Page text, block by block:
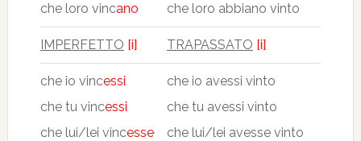
che loro vincano
che loro abbiano vinto
IMPERFETTO [i] TRAPASSATO [i]
che io vincessi
che tu vincessi
che lui/lei vincesse
che io avessi vinto
che tu avessi vinto
che lui/lei avesse vinto